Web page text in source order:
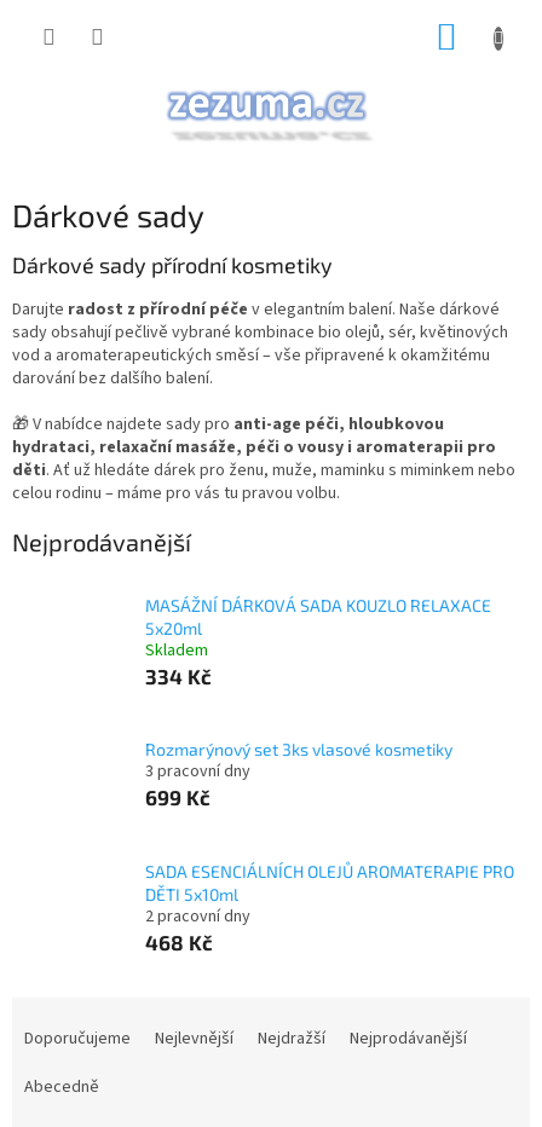
Dárkové sady
Dárkové sady přírodní kosmetiky
Darujte radost z přírodní péče v elegantním balení. Naše dárkové
sady obsahují pečlivě vybrané kombinace bio olejů, sér, květinových
vod a aromaterapeutických směsí – vše připravené k okamžitému
darování bez dalšího balení.
🎁 V nabídce najdete sady pro anti-age péči, hloubkovou
hydrataci, relaxační masáže, péči o vousy i aromaterapii pro
děti. Ať už hledáte dárek pro ženu, muže, maminku s miminkem nebo
celou rodinu – máme pro vás tu pravou volbu.
Nejprodávanější
MASÁŽNÍ DÁRKOVÁ SADA KOUZLO RELAXACE
5x20ml
Skladem
334 Kč
Rozmarýnový set 3ks vlasové kosmetiky
3 pracovní dny
699 Kč
SADA ESENCIÁLNÍCH OLEJŮ AROMATERAPIE PRO
DĚTI 5x10ml
2 pracovní dny
468 Kč
Doporučujeme Nejlevnější Nejdražší
Nejprodávanější
Abecedně